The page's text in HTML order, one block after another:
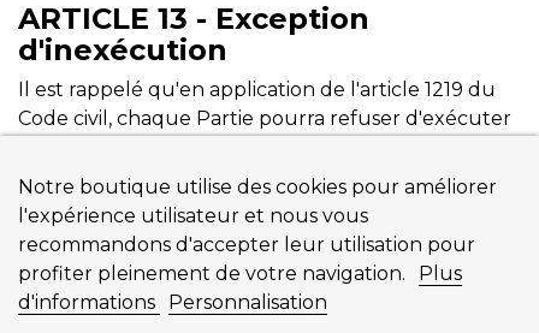
ARTICLE 13 - Exception
d'inexécution
Il est rappelé qu'en application de l'article 1219 du
Code civil, chaque Partie pourra refuser d'exécuter
si l'autre Partie n'exécute pas la sienne et si cette
inexécution est suffisamment grave, c'est-à-dire,
susceptible de remettre en cause la poursuite du
contrat ou de bouleverser fondamentalement son
équilibre économique. La suspension d'exécution
prendra effet immédiatement, à réception par la
Notre boutique utilise des cookies pour améliorer
l'expérience utilisateur et nous vous
recommandons d'accepter leur utilisation pour
profiter pleinement de votre navigation.
Plus
d'informations
Personnalisation